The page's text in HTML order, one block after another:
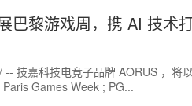
巴黎游戏周，携 AI 技术
技嘉科技电竞子品牌 AORUS ，将
Games Week ; PG...